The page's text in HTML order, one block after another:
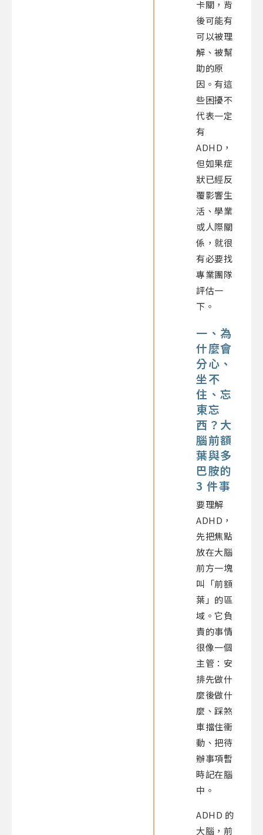
卡關，背
後可能有
可以被理
解、被幫
助的原
因。有這
些困擾不
代表一定
有
ADHD，
但如果症
狀已經反
覆影響生
活、學業
或人際關
係，就很
有必要找
專業團隊
評估一
下。
一、為
什麼會
分心、
坐不
住、忘
東忘
西？大
腦前額
葉與多
巴胺的
3 件事
要理解
ADHD，
先把焦點
放在大腦
前方一塊
叫「前額
葉」的區
域。它負
責的事情
很像一個
主管：安
排先做什
麼後做什
麼、踩煞
車擋住衝
動、把待
辦事項暫
時記在腦
中。
ADHD 的
大腦，前